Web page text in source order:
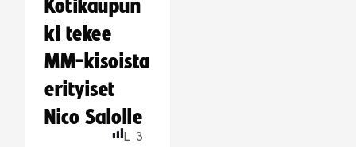
Kotikaupun
ki tekee
MM-kisoista
erityiset
Nico Salolle
L 3